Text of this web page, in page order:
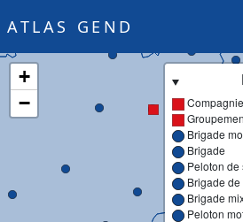
ATLAS GEND
+
−
Compagnie
Brigade
Brigade
Peloton
Brigade
Brigade
Peloton